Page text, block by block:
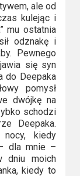
ale od
kulejąc i
mu ostatnia
odznakę i
Pewnego
się syn
do Deepaka
pomysł
dwójkę na
schodzi
Deepaka.
kiedy
dla mnie –
dniu moich
kiedy to